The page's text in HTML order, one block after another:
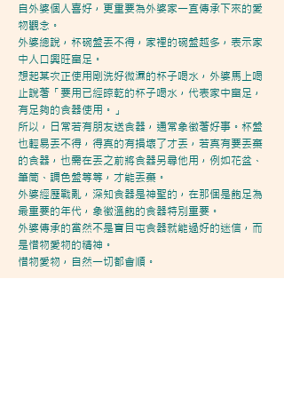
自外婆個人喜好，更重要為外婆家一直傳承下來的愛
物觀念。
外婆總說，杯碗盤丟不得，家裡的碗盤越多，表示家
中人口興旺富足。
想起某次正使用剛洗好微濕的杯子喝水，外婆馬上喝
止說著「要用已經晾乾的杯子喝水，代表家中富足，
有足夠的食器使用。」
所以，日常若有朋友送食器，通常象徵著好事。杯盤
也輕易丟不得，得真的有損壞了才丟，若真有要丟棄
的食器，也需在丟之前將食器另尋他用，例如花盆、
筆筒、調色盤等等，才能丟棄。
外婆經歷戰亂，深知食器是神聖的，在那個是飽足為
最重要的年代，象徵溫飽的食器特別重要。
外婆傳承的當然不是盲目屯食器就能過好的迷信，而
是惜物愛物的精神。
惜物愛物，自然一切都會順。